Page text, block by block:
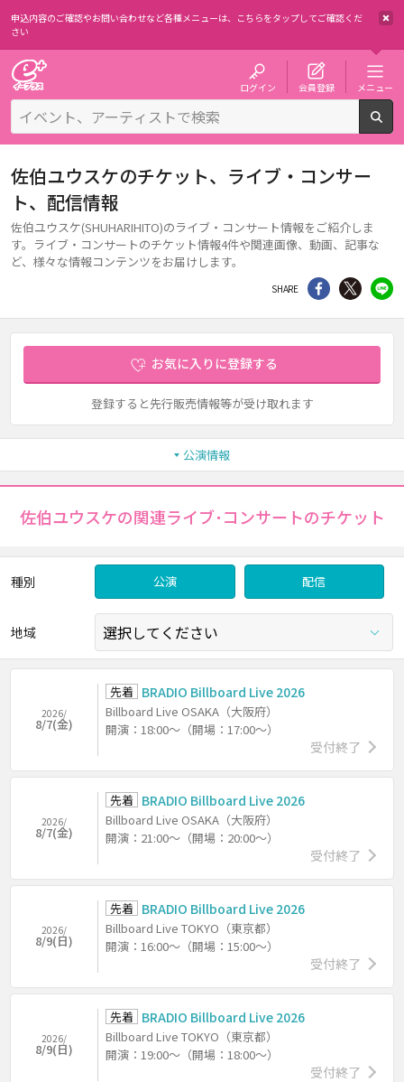
申込内容のご確認やお問い合わせなど各種メニューは、 こちらをタップしてご確認くだ
さい
ログイン 会員登録 メニュー
佐伯ユウスケのチケット、ライブ・コンサー
ト、配信情報
佐伯ユウスケ(SHUHARIHITO)のライブ・コンサート情報をご紹介しま
す。ライブ・コンサートのチケット情報4件や関連画像、動画、記事な
ど、様々な情報コンテンツをお届けします。
SHARE シェア Twitter
お気に入りに登録する
登録すると先行販売情報等が受け取れます
公演情報
佐伯ユウスケの関連ライブ･コンサートのチケット
種別 公演 配信
地域
2026/
8/7(金)
先着 BRADIO Billboard Live 2026
Billboard Live OSAKA（大阪府）
開演：18:00～（開場：17:00～）
受付終了
2026/
8/7(金)
先着 BRADIO Billboard Live 2026
Billboard Live OSAKA（大阪府）
開演：21:00～（開場：20:00～）
受付終了
2026/
8/9(日)
先着 BRADIO Billboard Live 2026
Billboard Live TOKYO（東京都）
開演：16:00～（開場：15:00～）
受付終了
2026/
8/9(日)
先着 BRADIO Billboard Live 2026
Billboard Live TOKYO（東京都）
開演：19:00～（開場：18:00～）
受付終了